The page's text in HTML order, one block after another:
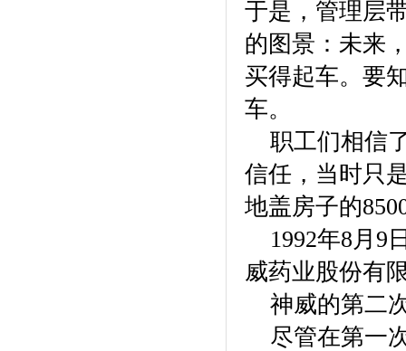
于是，管理层
的图景：未来
买得起车。要
车。
职工们相信
信任，当时只
地盖房子的
1992年8月9
威药业股份有
神威的第二
尽管在第一